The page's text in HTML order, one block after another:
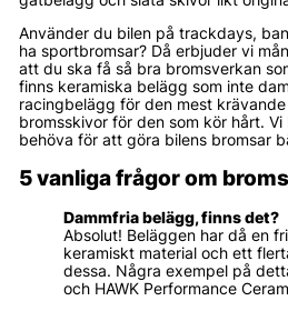
Använder du bilen på trackdays,
ha sportbromsar? Då erbjuder vi
att du ska få så bra bromsverkan
finns keramiska belägg som inte
racingbelägg för den mest
bromsskivor för den som kör hårt.
behöva för att göra bilens bromsar
5 vanliga frågor om
Dammfria belägg, finns det?
Absolut! Beläggen har då en
keramiskt material och ett
dessa. Några exempel på
och HAWK Performance